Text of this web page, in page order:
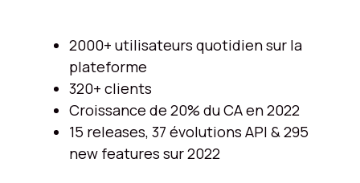
2000+ utilisateurs quotidien sur la
plateforme
320+ clients
Croissance de 20% du CA en 2022
15 releases, 37 évolutions API & 295
new features sur 2022